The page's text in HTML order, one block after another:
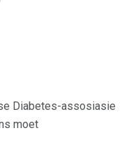
Diabetes-assosiasie
moet